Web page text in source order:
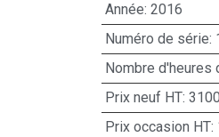
Année: 2016
Numéro de série:
Nombre d'heures
Prix neuf HT:
Prix occasion HT: